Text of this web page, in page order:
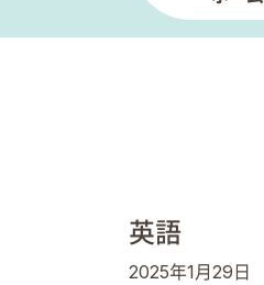
英語
2025年1月29日